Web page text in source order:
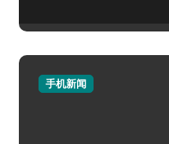
手机新闻